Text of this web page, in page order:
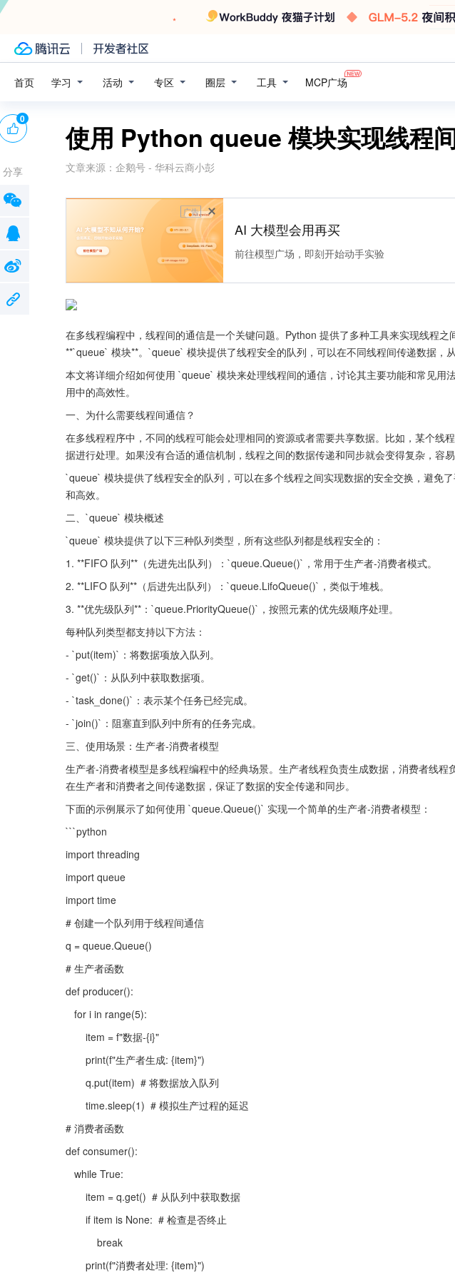
首页 学习 活动 专区 圈层 工具 MCP广场
使用 Python queue 模块实现线程
文章来源： 企鹅号 - 华科云商小彭
广告
AI 大模型会用再买
前往模型广场，即刻开始动手实验
在多线程编程中，线程间的通信是一个关键问题。Python 提供了多种工具来实现线程之
**`queue` 模块**。`queue` 模块提供了线程安全的队列，可以在不同线程间传递数据，
本文将详细介绍如何使用 `queue` 模块来处理线程间的通信，讨论其主要功能和常见用
用中的高效性。
一、为什么需要线程间通信？
在多线程程序中，不同的线程可能会处理相同的资源或者需要共享数据。比如，某个线
据进行处理。如果没有合适的通信机制，线程之间的数据传递和同步就会变得复杂，容
`queue` 模块提供了线程安全的队列，可以在多个线程之间实现数据的安全交换，避免
和高效。
二、`queue` 模块概述
`queue` 模块提供了以下三种队列类型，所有这些队列都是线程安全的：
1. **FIFO 队列**（先进先出队列）：`queue.Queue()`，常用于生产者-消费者模式。
2. **LIFO 队列**（后进先出队列）：`queue.LifoQueue()`，类似于堆栈。
3. **优先级队列**：`queue.PriorityQueue()`，按照元素的优先级顺序处理。
每种队列类型都支持以下方法：
- `put(item)`：将数据项放入队列。
- `get()`：从队列中获取数据项。
- `task_done()`：表示某个任务已经完成。
- `join()`：阻塞直到队列中所有的任务完成。
三、使用场景：生产者-消费者模型
生产者-消费者模型是多线程编程中的经典场景。生产者线程负责生成数据，消费者线
在生产者和消费者之间传递数据，保证了数据的安全传递和同步。
下面的示例展示了如何使用 `queue.Queue()` 实现一个简单的生产者-消费者模型：
```python
import threading
import queue
import time
# 创建一个队列用于线程间通信
q = queue.Queue()
# 生产者函数
def producer():
for i in range(5):
item = f"数据-{i}"
print(f"生产者生成: {item}")
q.put(item)  # 将数据放入队列
time.sleep(1)  # 模拟生产过程的延迟
# 消费者函数
def consumer():
while True:
item = q.get()  # 从队列中获取数据
if item is None:  # 检查是否终止
break
print(f"消费者处理: {item}")
0
分享